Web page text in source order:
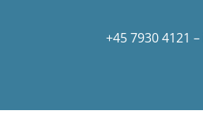
+45 7930 4121 –